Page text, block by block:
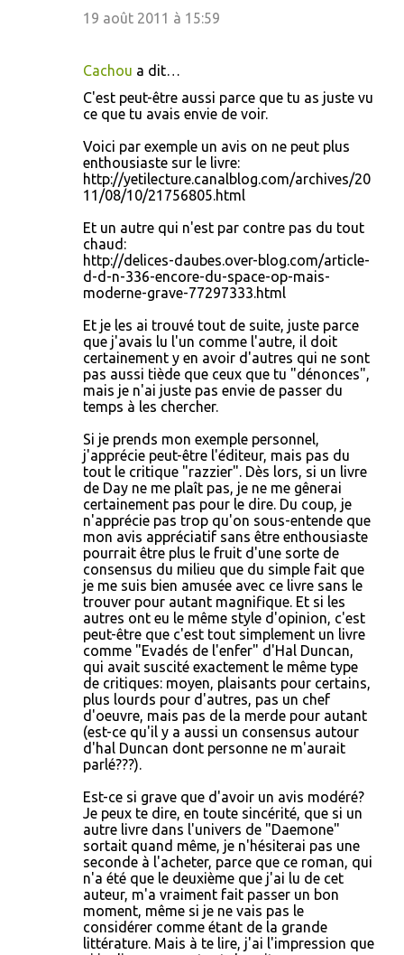
19 août 2011 à 15:59
Cachou a dit…
C'est peut-être aussi parce que tu as juste vu
ce que tu avais envie de voir.
Voici par exemple un avis on ne peut plus
enthousiaste sur le livre:
http://yetilecture.canalblog.com/archives/20
11/08/10/21756805.html
Et un autre qui n'est par contre pas du tout
chaud:
http://delices-daubes.over-blog.com/article-
d-d-n-336-encore-du-space-op-mais-
moderne-grave-77297333.html
Et je les ai trouvé tout de suite, juste parce
que j'avais lu l'un comme l'autre, il doit
certainement y en avoir d'autres qui ne sont
pas aussi tiède que ceux que tu "dénonces",
mais je n'ai juste pas envie de passer du
temps à les chercher.
Si je prends mon exemple personnel,
j'apprécie peut-être l'éditeur, mais pas du
tout le critique "razzier". Dès lors, si un livre
de Day ne me plaît pas, je ne me gênerai
certainement pas pour le dire. Du coup, je
n'apprécie pas trop qu'on sous-entende que
mon avis appréciatif sans être enthousiaste
pourrait être plus le fruit d'une sorte de
consensus du milieu que du simple fait que
je me suis bien amusée avec ce livre sans le
trouver pour autant magnifique. Et si les
autres ont eu le même style d'opinion, c'est
peut-être que c'est tout simplement un livre
comme "Evadés de l'enfer" d'Hal Duncan,
qui avait suscité exactement le même type
de critiques: moyen, plaisants pour certains,
plus lourds pour d'autres, pas un chef
d'oeuvre, mais pas de la merde pour autant
(est-ce qu'il y a aussi un consensus autour
d'hal Duncan dont personne ne m'aurait
parlé???).
Est-ce si grave que d'avoir un avis modéré?
Je peux te dire, en toute sincérité, que si un
autre livre dans l'univers de "Daemone"
sortait quand même, je n'hésiterai pas une
seconde à l'acheter, parce que ce roman, qui
n'a été que le deuxième que j'ai lu de cet
auteur, m'a vraiment fait passer un bon
moment, même si je ne vais pas le
considérer comme étant de la grande
littérature. Mais à te lire, j'ai l'impression que